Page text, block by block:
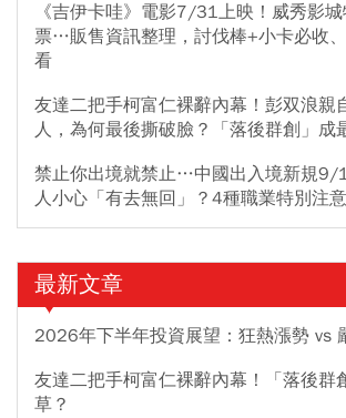
《吉伊卡哇》電影7/31上映！威秀影
票…販售資訊整理，討伐棒+小卡必收
看
友達二把手柯富仁裸辭內幕！彭双浪親
人，為何最後撕破臉？「落後群創」成
禁止你出境就禁止…中國出入境新規9/
人小心「有去無回」？4種職業特別注
最新文章
2026年下半年投資展望：狂熱漲勢 vs
友達二把手柯富仁裸辭內幕！「落後群
草？